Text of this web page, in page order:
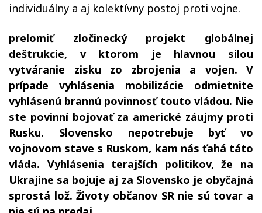
individuálny a aj kolektívny postoj proti vojne.
prelomiť zločinecký projekt globálnej
deštrukcie, v ktorom je hlavnou silou
vytváranie zisku zo zbrojenia a vojen. V
prípade vyhlásenia mobilizácie odmietnite
vyhlásenú brannú povinnosť touto vládou. Nie
ste povinní bojovať za americké záujmy proti
Rusku. Slovensko nepotrebuje byť vo
vojnovom stave s Ruskom, kam nás ťahá táto
vláda. Vyhlásenia terajších politikov, že na
Ukrajine sa bojuje aj za Slovensko je obyčajná
sprostá lož. Životy občanov SR nie sú tovar a